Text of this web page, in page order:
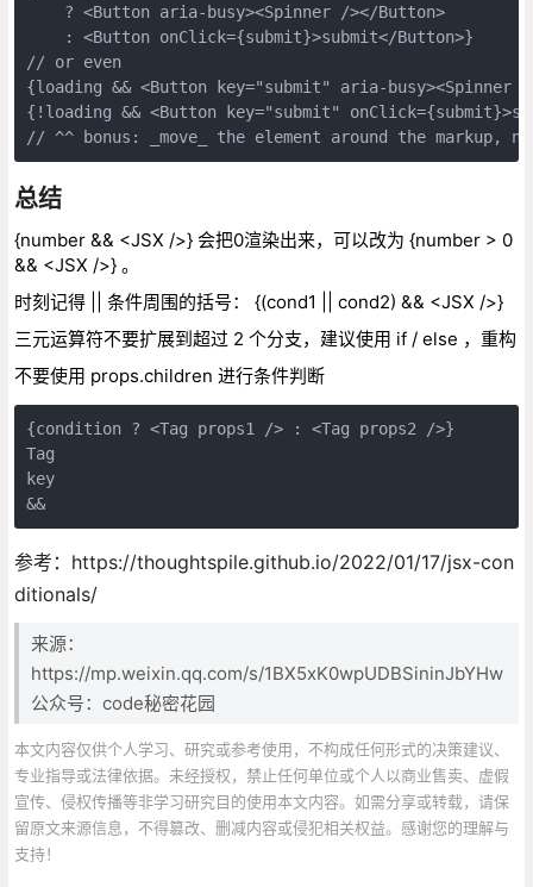
    ? <Button aria-busy><Spinner /></Button>
    : <Button onClick={submit}>submit</Button>}
// or even
{loading && <Button key="submit" aria-busy><Spinner
{!loading && <Button key="submit"
// ^^ bonus: _move_ the element around the markup, no
总结
{number && <JSX />} 会把0渲染出来，可以改为 {number > 0
&& <JSX />} 。
时刻记得 || 条件周围的括号： {(cond1 || cond2) && <JSX />}
三元运算符不要扩展到超过 2 个分支，建议使用 if / else ，重构
不要使用 props.children 进行条件判断
{condition ? <Tag props1 /> : <Tag props2 />}
Tag
key
&&
参考：https://thoughtspile.github.io/2022/01/17/jsx-con
ditionals/
来源：
https://mp.weixin.qq.com/s/1BX5xK0wpUDBSininJbYHw
公众号：code秘密花园
本文内容仅供个人学习、研究或参考使用，不构成任何形式的决策建议、
专业指导或法律依据。未经授权，禁止任何单位或个人以商业售卖、虚假
宣传、侵权传播等非学习研究目的使用本文内容。如需分享或转载，请保
留原文来源信息，不得篡改、删减内容或侵犯相关权益。感谢您的理解与
支持！